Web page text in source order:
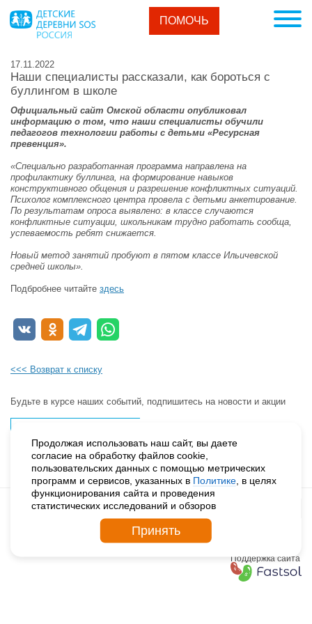
ПОМОЧЬ
17.11.2022
Наши специалисты рассказали, как бороться с
буллингом в школе
Официальный сайт Омской области опубликовал
информацию о том, что наши специалисты обучили
педагогов технологии работы с детьми «Ресурсная
превенция».
«Специально разработанная программа направлена на
профилактику буллинга, на формирование навыков
конструктивного общения и разрешение конфликтных ситуаций.
Психолог комплексного центра провела с детьми анкетирование.
По результатам опроса выявлено: в классе случаются
конфликтные ситуации, школьникам трудно работать сообща,
успеваемость ребят снижается.
Новый метод занятий пробуют в пятом классе Ильичевской
средней школы».
Подбробнее читайте здесь
<<< Возврат к списку
Будьте в курсе наших событий, подпишитесь на новости и акции
Поддержка сайта
© 2026. ДЕТСКИЕ ДЕРЕВНИ – SOS РОССИЯ
Политика конфиденциальности
Продолжая использовать наш сайт, вы даете
согласие на обработку файлов cookie,
пользовательских данных с помощью метрических
программ и сервисов, указанных в Политике, в целях
функционирования сайта и проведения
статистических исследований и обзоров
Принять